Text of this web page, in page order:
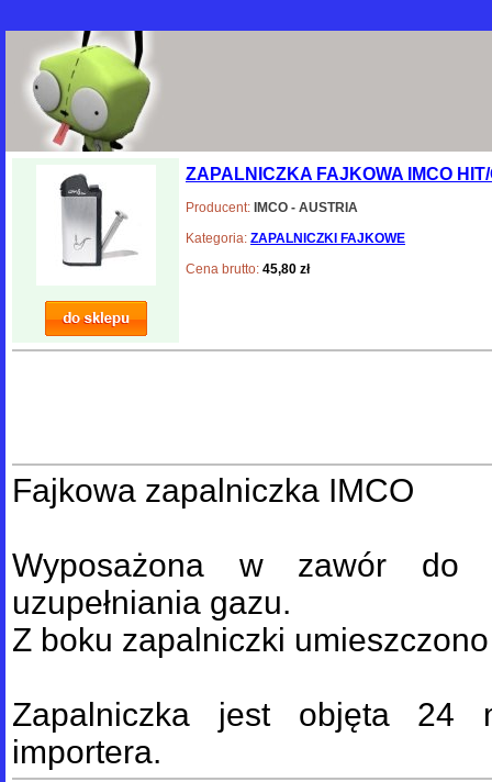
ZAPALNICZKA FAJKOWA IMCO
Producent: IMCO - AUSTRIA
Kategoria: ZAPALNICZKI FAJKOWE
Cena brutto: 45,80 zł
Fajkowa zapalniczka IMCO
Wyposażona w zawór do
uzupełniania gazu.
Z boku zapalniczki
Zapalniczka jest objęta 24
importera.